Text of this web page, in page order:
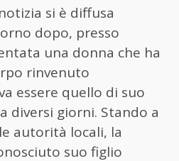
si è diffusa
dopo, presso
una donna che ha
rinvenuto
essere quello di suo
diversi giorni. Stando a
autorità locali, la
suo figlio